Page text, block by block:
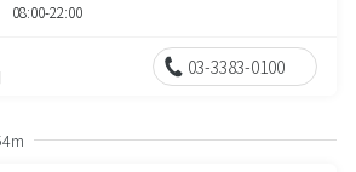
08:00-22:00
03-3383-0100